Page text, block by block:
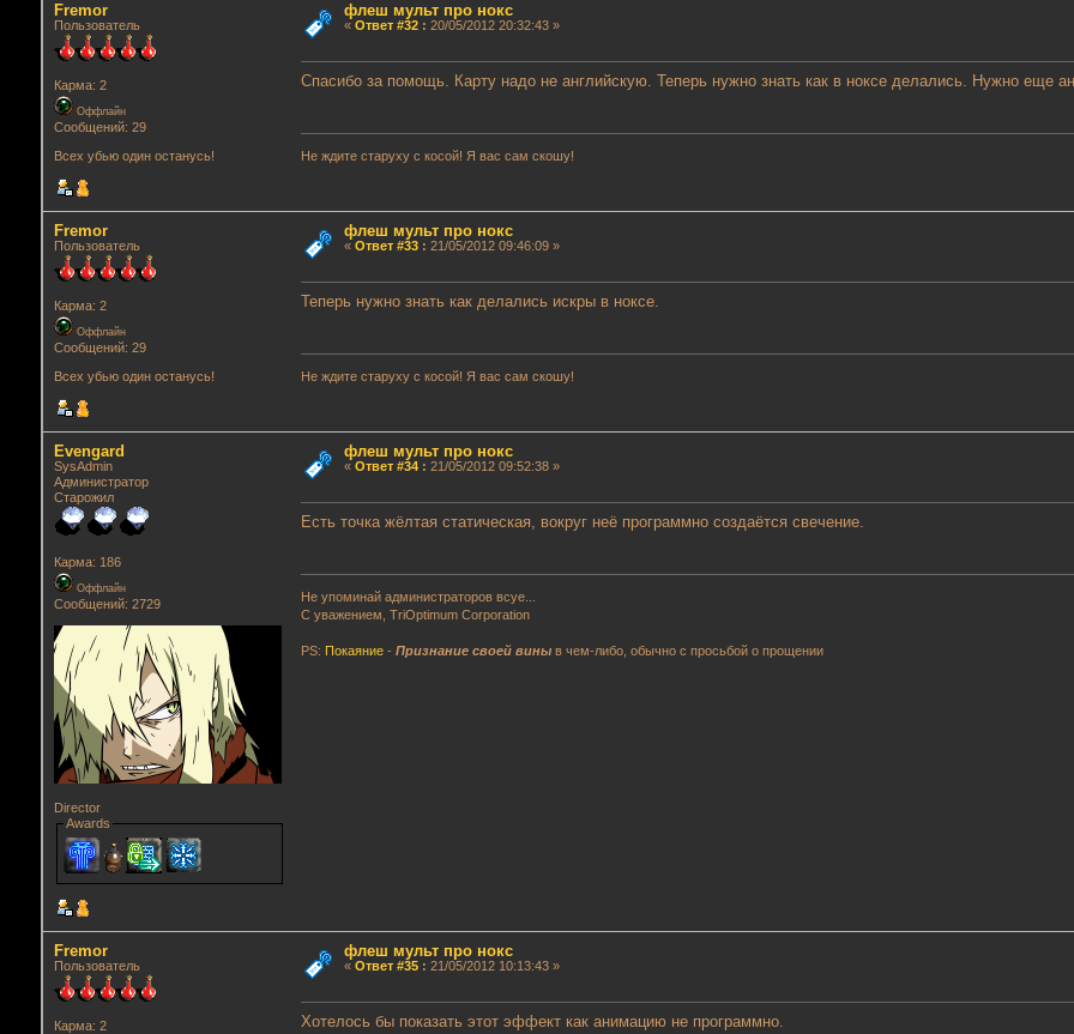
Fremor
Пользователь
Карма: 2
Оффлайн
Сообщений: 29
Всех убью один останусь!
флеш мульт про нокс
« Ответ #32: 20/05/2012 20:32:43 »
Спасибо за помощь. Карту надо не английскую. Теперь нужно знать как в ноксе делались. Нужно еще
Не ждите старуху с косой! Я вас сам скошу!
Fremor
Пользователь
Карма: 2
Оффлайн
Сообщений: 29
Всех убью один останусь!
флеш мульт про нокс
« Ответ #33: 21/05/2012 09:46:09 »
Теперь нужно знать как делались искры в ноксе.
Не ждите старуху с косой! Я вас сам скошу!
Evengard
SysAdmin
Администратор
Старожил
Карма: 186
Оффлайн
Сообщений: 2729
Director
Awards
флеш мульт про нокс
« Ответ #34: 21/05/2012 09:52:38 »
Есть точка жёлтая статическая, вокруг неё программно создаётся свечение.
Не упоминай администраторов всуе...
С уважением, TriOptimum Corporation
PS: Покаяние -Признание своей вины в чем-либо, обычно с просьбой о прощении
Fremor
Пользователь
Карма: 2
флеш мульт про нокс
« Ответ #35: 21/05/2012 10:13:43 »
Хотелось бы показать этот эффект как анимацию не программно.